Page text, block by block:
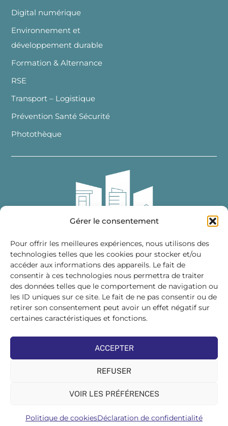
Gérer le consentement
Pour offrir les meilleures expériences, nous utilisons des
technologies telles que les cookies pour stocker et/ou
accéder aux informations des appareils. Le fait de
consentir à ces technologies nous permettra de traiter
des données telles que le comportement de navigation ou
les ID uniques sur ce site. Le fait de ne pas consentir ou de
retirer son consentement peut avoir un effet négatif sur
certaines caractéristiques et fonctions.
ACCEPTER
REFUSER
VOIR LES PRÉFÉRENCES
Politique de cookiesDéclaration de confidentialité
Digital numérique
Environnement et
développement durable
Formation & Alternance
RSE
Transport – Logistique
Prévention Santé Sécurité
Photothèque
Fédération des Distributeurs
de Matériaux de Construction
215 bis, boulevard Saint-Germain
75007 PARIS
Tél : 01 45 48 28 44
Suivez-nous sur les réseaux sociaux :